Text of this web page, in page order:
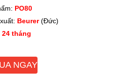
PO80
Beurer(Đức)
24 tháng
NGAY